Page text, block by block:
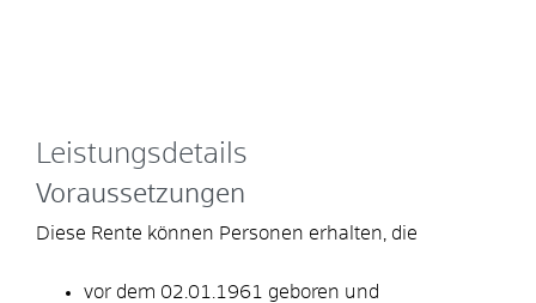
Leistungsdetails
Voraussetzungen
Diese Rente können Personen erhalten, die
vor dem 02.01.1961 geboren und